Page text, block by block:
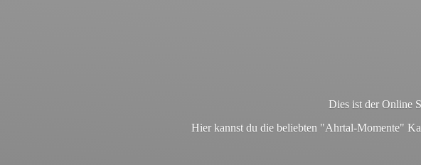
Dies ist der Online
Hier kannst du die beliebten "Ahrtal-Momente"